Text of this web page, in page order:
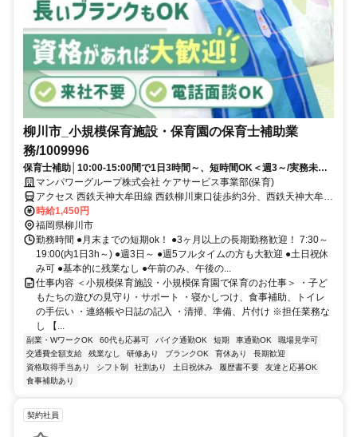
柳川市_小規模保育施設・保育園の保育士補助業
務/1009996
保育士補助│10:00-15:00間で1日3時間～、短時間OK＜週3～/実務未経
験OK＞日払いOK
マンパワーグループ株式会社 ケアサービス事業部(保育)
アクセス 西鉄天神大牟田線 西鉄柳川東口徒歩約3分、西鉄天神大牟田
線 矢加部徒歩約14分、西鉄天神大牟田線 徳益徒歩約23分 車・バイク
通勤OK(派遣先による)
時給1,450円
福岡県柳川市
勤務時間 ●月末までの短期ok！ ●3ヶ月以上の長期勤務歓迎！ 7:30～
19:00(内1日3h～) ●週3日～ ●週5フルタイムの方も大歓迎 ●土日祝休
み可 ●基本的に残業なし ●午前のみ、午後の...
仕事内容 ＜小規模保育施設・小規模保育園で保育のお仕事＞ ・子ど
もたちの遊びの見守り・サポート ・寝かしつけ、食事補助、トイレ
の手伝い ・連絡帳や日誌の記入 ・清掃、準備、片付け ※担任業務な
し 【...
副業・WワークOK 60代も応募可 バイク通勤OK 短期 車通勤OK
職場見学可
交通費全額支給
残業なし 研修あり ブランクOK 育休あり
長期歓迎
資格取得手当あり
シフト制 社割あり 土日祝休み 履歴書不要
友達と応募OK
食事補助あり
契約社員